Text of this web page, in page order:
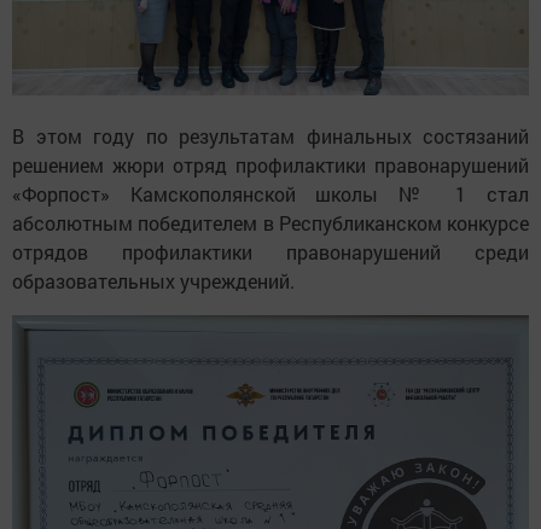
В этом году по результатам финальных состязаний
решением жюри отряд профилактики правонарушений
«Форпост» Камскополянской школы № 1 стал
абсолютным победителем в Республиканском конкурсе
отрядов профилактики правонарушений среди
образовательных учреждений.